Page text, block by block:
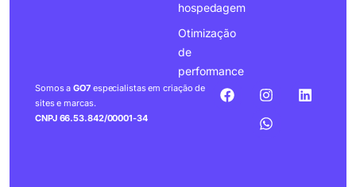
hospedagem
Otimização
de
performance
Somos aGO7especialistas em criação de
sites e marcas.
CNPJ 66.53.842/00001-34